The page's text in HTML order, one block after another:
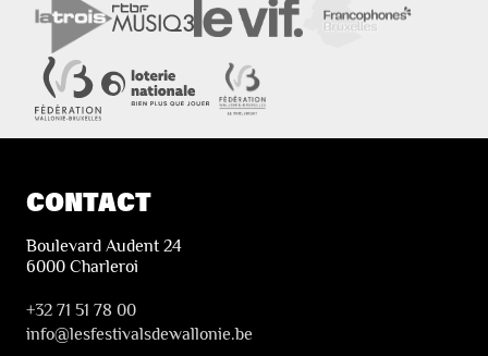
CONTACT
Boulevard Audent 24
6000 Charleroi
+32 71 51 78 00
info@lesfestivalsdewallonie.be